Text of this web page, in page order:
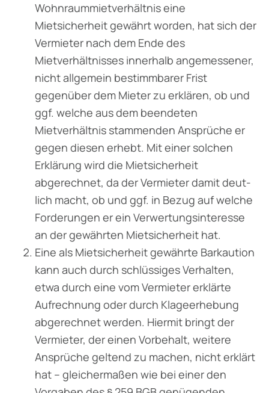
Wohnraummietverhältnis eine
Mietsicherheit gewährt worden, hat sich der
Vermieter nach dem Ende des
Mietverhältnisses innerhalb angemessener,
nicht allgemein bestimmbarer Frist
gegenüber dem Mieter zu erklären, ob und
ggf. welche aus dem beendeten
Mietverhältnis stammenden Ansprüche er
gegen diesen erhebt. Mit einer solchen
Erklärung wird die Mietsicherheit
abgerechnet, da der Vermieter damit deut­
lich macht, ob und ggf. in Bezug auf welche
Forderungen er ein Verwertungsinteresse
an der gewährten Mietsicherheit hat.
Eine als Mietsicherheit gewährte Barkaution
kann auch durch schlüssiges Verhalten,
etwa durch eine vom Vermieter erklärte
Aufrechnung oder durch Klageerhebung
abgerechnet werden. Hiermit bringt der
Vermieter, der einen Vorbehalt, weitere
Ansprüche geltend zu machen, nicht erklärt
hat – gleichermaßen wie bei einer den